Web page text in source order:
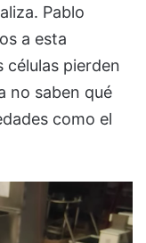
Pablo
a esta
células pierden
no saben qué
como el